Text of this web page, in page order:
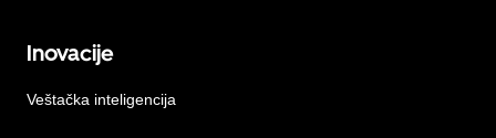
Inovacije
Veštačka inteligencija